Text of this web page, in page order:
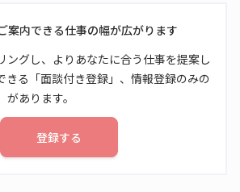
案内できる仕事の幅が広がります
ングし、よりあなたに合う仕事を提案し
きる「面談付き登録」、情報登録のみの
があります。
登録する